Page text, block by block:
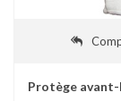
Protège